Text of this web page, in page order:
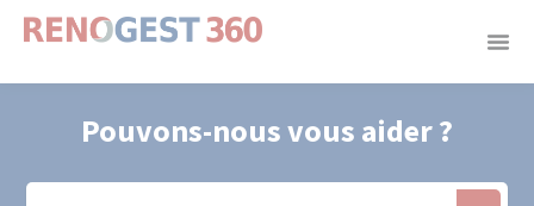
Pouvons-nous vous aider ?
Panneau de gestion des cookies